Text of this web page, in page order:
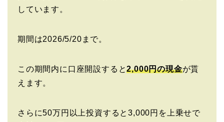
しています。
期間は2026/5/20まで。
この期間内に口座開設すると2,000円の現金が貰
えます。
さらに50万円以上投資すると3,000円を上乗せで